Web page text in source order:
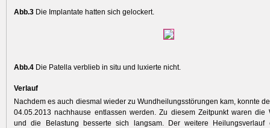
Abb.3 Die Implantate hatten sich gelockert.
Abb.4 Die Patella verblieb in situ und luxierte nicht.
Verlauf
Nachdem es auch diesmal wieder zu Wundheilungsstörungen kam, konnte
04.05.2013 nachhause entlassen werden. Zu diesem Zeitpunkt waren die
und die Belastung besserte sich langsam. Der weitere Heilungsverlauf